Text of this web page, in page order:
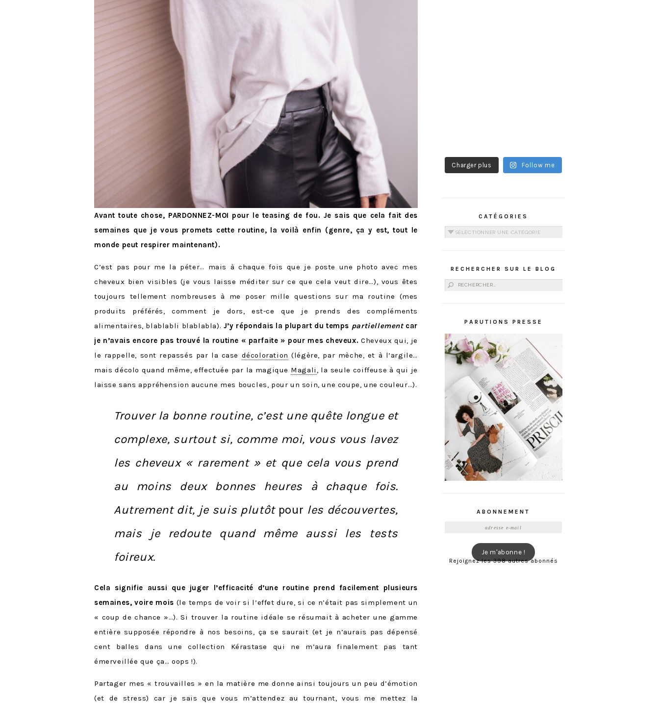
Avant toute chose, PARDONNEZ-MOI pour le teasing de fou. Je sais que cela fait des
semaines que je vous promets cette routine, la voilà enfin (genre, ça y est, tout le
monde peut respirer maintenant).
C’est pas pour me la péter… mais à chaque fois que je poste une photo avec mes
cheveux bien visibles (je vous laisse méditer sur ce que cela veut dire…), vous êtes
toujours tellement nombreuses à me poser mille questions sur ma routine (mes
produits préférés, comment je dors, est-ce que je prends des compléments
alimentaires, blablabli blablabla). J’y répondais la plupart du temps partiellementcar
je n’avais encore pas trouvé la routine « parfaite » pour mes cheveux.Cheveux qui, je
le rappelle, sont repassés par la case décoloration (légère, par mèche, et à l’argile…
mais décolo quand même, effectuée par la magique Magali
, la seule coiffeuse à qui je
laisse sans appréhension aucune mes boucles, pour un soin, une coupe, une couleur…).
Trouver la bonne routine, c’est une quête longue et
complexe, surtout si, comme moi, vous vous lavez
les cheveux « rarement » et que cela vous prend
au moins deux bonnes heures à chaque fois.
Autrement dit, je suis plutôt pour les découvertes,
mais je redoute quand même aussi les tests
foireux.
Cela signifie aussi que juger l’efficacité d’une routine prend facilement plusieurs
semaines, voire mois (le temps de voir si l’effet dure, si ce n’était pas simplement un
« coup de chance »…). Si trouver la routine idéale se résumait à acheter une gamme
entière supposée répondre à nos besoins, ça se saurait (et je n’aurais pas dépensé
cent balles dans une collection Kérastase qui ne m’aura finalement pas tant
émerveillée que ça… oops !).
Partager mes « trouvailles » en la matière me donne ainsi toujours un peu d’émotion
(et de stress) car je sais que vous m’attendez au tournant, vous me mettez la
Charger plus Follow me
CATÉGORIES
Catégories
RECHERCHER SUR LE BLOG
Rechercher :
PARUTIONS PRESSE
ABONNEMENT
Je m'abonne !
Rejoignez les 398 autres abonnés